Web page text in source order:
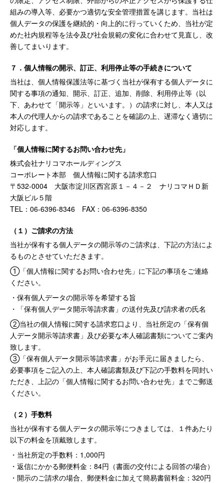
組みの導入等、必要かつ適切な安全管理措置を講じます。当社は
個人データの保護を継続的・向上的に行っていくため、当社が定
めた社内規程等を法令及び社会規範の変化に合わせて見直し、改
善してまいります。
７．個人情報の開示、訂正、利用停止等の手続きについて
当社は、個人情報保護法等に基づく当社が保有する個人データに
関する事項の通知、開示、訂正、追加、削除、利用停止等（以
下、あわせて「開示等」といいます。）の請求に対し、本人又は
本人の代理人からの請求であることを確認の上、遅滞なく適切に
対応します。
「個人情報に関するお問い合わせ先」
株式会社ナリコマホールディングス
コーポレート本部 個人情報に関する請求窓口
〒532-0004 大阪市淀川区西宮原１－４－２ ナリコマＨＤ新
大阪ビル５階
TEL：06-6396-8346 FAX：06-6396-8350
（１）ご請求の⽅法
当社が保有する個人データの開示等のご請求は、下記の方法によ
るものとさせていただきます。
①「個人情報に関するお問い合わせ先」に下記の事項をご連絡
ください。
・保有個人データの開示等を希望する旨
・「保有個人データ開示等請求書」の送付先及び請求者の氏名
②当社の個人情報に関する請求窓口より、当社所定の「保有個
人データ開示等請求書」及び必要な本人確認書類についてご案内
致します。
③「保有個人データ開示等請求書」がお手元に届きましたら、
必要事項をご記入の上、本人確認書類及び下記の手数料を同封い
ただき、上記の「個人情報に関するお問い合わせ先」までご郵送
ください。
（２）⼿数料
当社が保有する個人データの開示等につきましては、１件あたり
以下の料金を頂戴致します。
・当社所定の手数料：1,000円
・返信にかかる郵便料金：84円（書面の交付による回答の場合）
・開示のご請求の場合、郵便料金に加えて簡易書留料金：320円